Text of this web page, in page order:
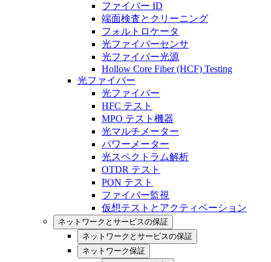
ファイバー ID
端面検査とクリーニング
フォルトロケータ
光ファイバーセンサ
光ファイバー光源
Hollow Core Fiber (HCF) Testing
光ファイバー
光ファイバー
HFC テスト
MPO テスト機器
光マルチメーター
パワーメーター
光スペクトラム解析
OTDR テスト
PON テスト
ファイバー監視
仮想テストとアクティベーション
ネットワークとサービスの保証
ネットワークとサービスの保証
ネットワーク保証